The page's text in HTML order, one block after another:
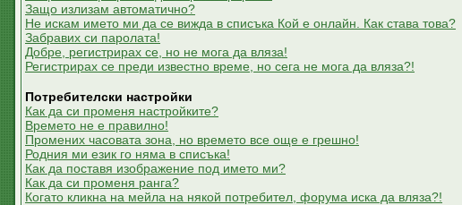
Защо излизам автоматично?
Не искам името ми да се вижда в списъка Кой е онлайн. Как става това?
Забравих си паролата!
Добре, регистрирах се, но не мога да вляза!
Регистрирах се преди известно време, но сега не мога да вляза?!
Потребителски настройки
Как да си променя настройките?
Времето не е правилно!
Промених часовата зона, но времето все още е грешно!
Родния ми език го няма в списъка!
Как да поставя изображение под името ми?
Как да си променя ранга?
Когато кликна на мейла на някой потребител, форума иска да вляза?!